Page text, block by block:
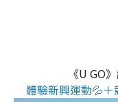
《U GO
體驗新興運動💦